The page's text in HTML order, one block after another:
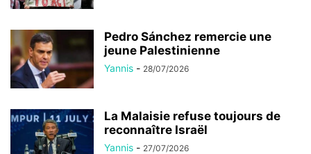
Pedro Sánchez remercie une
jeune Palestinienne
Yannis - 28/07/2026
La Malaisie refuse toujours de
reconnaître Israël
Yannis - 27/07/2026